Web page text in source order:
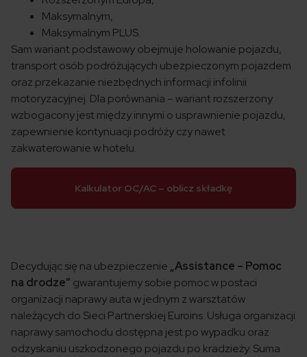
Maksymalnym,
Maksymalnym PLUS.
Sam wariant podstawowy obejmuje holowanie pojazdu,
transport osób podróżujących ubezpieczonym pojazdem
oraz przekazanie niezbędnych informacji infolinii
motoryzacyjnej. Dla porównania – wariant rozszerzony
wzbogacony jest między innymi o usprawnienie pojazdu,
zapewnienie kontynuacji podróży czy nawet
zakwaterowanie w hotelu.
Kalkulator OC/AC – oblicz składkę
Decydując się na ubezpieczenie „Assistance – Pomoc
na drodze” gwarantujemy sobie pomoc w postaci
organizacji naprawy auta w jednym z warsztatów
należących do Sieci Partnerskiej Euroins. Usługa organizacji
naprawy samochodu dostępna jest po wypadku oraz
odzyskaniu uszkodzonego pojazdu po kradzieży. Suma